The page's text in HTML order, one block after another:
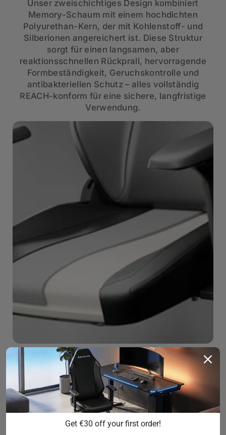
Unser zweischichtiges Design kombiniert
Memory-Schaum mit einem hochdichten
Polyurethan-Kern, der mit Kohlenstoff- und
Silberionen angereichert ist. Diese Struktur
sorgt für einen langsamen, aber
reaktionsschnellen Rückprall, hervorragende
Formbeständigkeit, Geruchskontrolle und
antibakteriellen Schutz – alles vollständig
REACH-konform für eine sichere, langfristige
Verwendung.
Integrierte 4-Wege-
Dynamik
Lordosenstütze
Get €30 off your first order!